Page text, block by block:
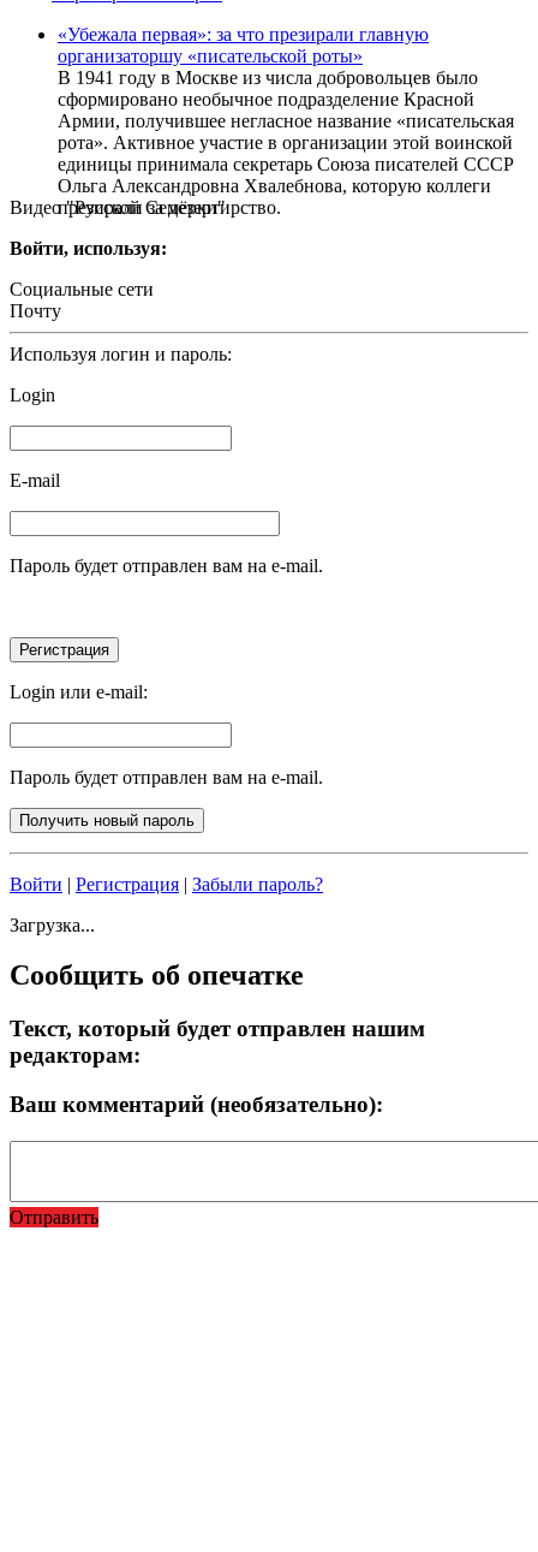
Видео "Русской Семёрки"
«Убежала первая»: за что презирали главную
организаторшу «писательской роты»
В 1941 году в Москве из числа добровольцев было
сформировано необычное подразделение Красной
Армии, получившее негласное название «писательская
рота». Активное участие в организации этой воинской
единицы принимала секретарь Союза писателей СССР
Ольга Александровна Хвалебнова, которую коллеги
презирали за дезертирство.
Войти, используя:
Социальные сети
Почту
Используя логин и пароль:
Login
E-mail
Пароль будет отправлен вам на e-mail.
Login или e-mail:
Пароль будет отправлен вам на e-mail.
Войти | Регистрация | Забыли пароль?
Загрузка...
Сообщить об опечатке
Текст, который будет отправлен нашим
редакторам:
Ваш комментарий (необязательно):
Отправить